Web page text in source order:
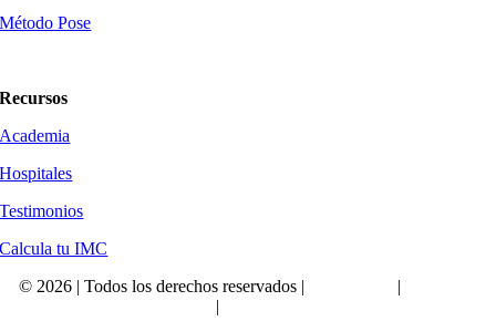
Método Pose
Recursos
Academia
Hospitales
Testimonios
Calcula tu IMC
© 2026 | Todos los derechos reservados | |
|